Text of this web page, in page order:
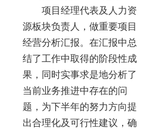
项目经理代表及人力资
源板块负责人，做重要项目
经营分析汇报。在汇报中总
结了工作中取得的阶段性成
果，同时实事求是地分析了
当前业务推进中存在的问
题，为下半年的努力方向提
出合理化及可行性建议，确